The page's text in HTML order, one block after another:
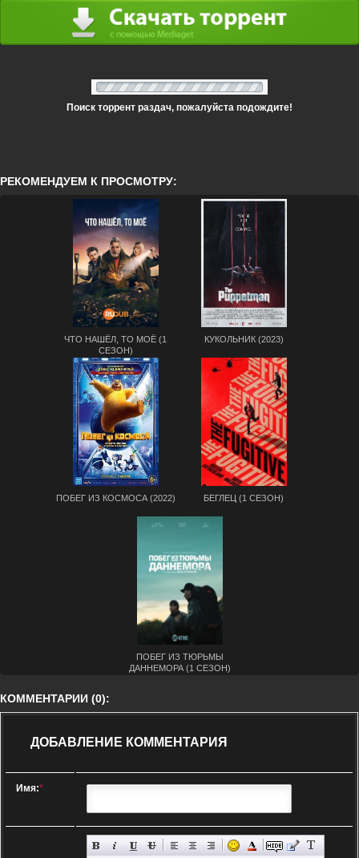
Поиск торрент раздач, пожалуйста подождите!
РЕКОМЕНДУЕМ К ПРОСМОТРУ:
ЧТО НАШЁЛ, ТО МОЁ (1
СЕЗОН)
КУКОЛЬНИК (2023)
ПОБЕГ ИЗ КОСМОСА (2022) БЕГЛЕЦ (1 СЕЗОН)
ПОБЕГ ИЗ ТЮРЬМЫ
ДАННЕМОРА (1 СЕЗОН)
КОММЕНТАРИИ (0):
ДОБАВЛЕНИЕ КОММЕНТАРИЯ
Имя:*